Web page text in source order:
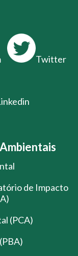
Twitter
de Impacto
(PCA)